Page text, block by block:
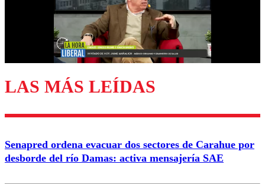
LAS MÁS LEÍDAS
Senapred ordena evacuar dos sectores de Carahue por
desborde del río Damas: activa mensajería SAE